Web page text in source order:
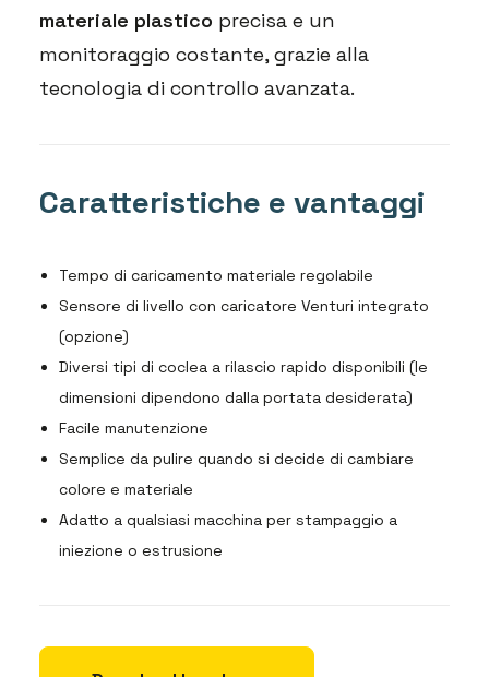
materiale plastico precisa e un
monitoraggio costante, grazie alla
tecnologia di controllo avanzata.
Caratteristiche e vantaggi
Tempo di caricamento materiale regolabile
Sensore di livello con caricatore Venturi integrato
(opzione)
Diversi tipi di coclea a rilascio rapido disponibili (le
dimensioni dipendono dalla portata desiderata)
Facile manutenzione
Semplice da pulire quando si decide di cambiare
colore e materiale
Adatto a qualsiasi macchina per stampaggio a
iniezione o estrusione